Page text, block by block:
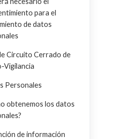
para el
de datos
Circuito Cerrado de
Vigilancia
Personales
obtenemos los datos
de información